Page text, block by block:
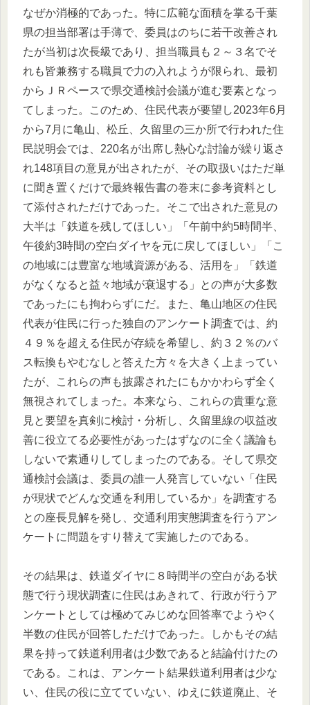
なぜか消極的であった。特に広範な面積を掌る千葉
県の担当部署は手薄で、委員はのちに若干改善され
たが当初は次長級であり、担当職員も２～３名でそ
れも皆兼務する職員で力の入れようが限られ、最初
からＪＲペースで県交通検討会議が進む要素となっ
てしまった。このため、住民代表が要望し2023年6月
から7月に亀山、松丘、久留里の三か所で行われた住
民説明会では、220名が出席し熱心な討論が繰り返さ
れ148項目の意見が出されたが、その取扱いはただ単
に聞き置くだけで最終報告書の巻末に参考資料とし
て添付されただけであった。そこで出された意見の
大半は「鉄道を残してほしい」「午前中約5時間半、
午後約3時間の空白ダイヤを元に戻してほしい」「こ
の地域には豊富な地域資源がある、活用を」「鉄道
がなくなると益々地域が衰退する」との声が大多数
であったにも拘わらずにだ。また、亀山地区の住民
代表が住民に行った独自のアンケート調査では、約
４９％を超える住民が存続を希望し、約３２％のバ
ス転換もやむなしと答えた方々を大きく上まってい
たが、これらの声も披露されたにもかかわらず全く
無視されてしまった。本来なら、これらの貴重な意
見と要望を真剣に検討・分析し、久留里線の収益改
善に役立てる必要性があったはずなのに全く議論も
しないで素通りしてしまったのである。そして県交
通検討会議は、委員の誰一人発言していない「住民
が現状でどんな交通を利用しているか」を調査する
との座長見解を発し、交通利用実態調査を行うアン
ケートに問題をすり替えて実施したのである。
その結果は、鉄道ダイヤに８時間半の空白がある状
態で行う現状調査に住民はあきれて、行政が行うア
ンケートとしては極めてみじめな回答率でようやく
半数の住民が回答しただけであった。しかもその結
果を持って鉄道利用者は少数であると結論付けたの
である。これは、アンケート結果鉄道利用者は少な
い、住民の役に立てていない、ゆえに鉄道廃止、そ